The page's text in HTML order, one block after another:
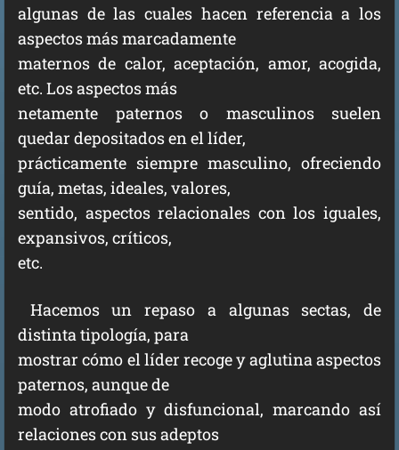
algunas de las cuales hacen referencia a los
aspectos más marcadamente
maternos de calor, aceptación, amor, acogida,
etc. Los aspectos más
netamente paternos o masculinos suelen
quedar depositados en el líder,
prácticamente siempre masculino, ofreciendo
guía, metas, ideales, valores,
sentido, aspectos relacionales con los iguales,
expansivos, críticos,
etc.
Hacemos un repaso a algunas sectas, de
distinta tipología, para
mostrar cómo el líder recoge y aglutina aspectos
paternos, aunque de
modo atrofiado y disfuncional, marcando así
relaciones con sus adeptos